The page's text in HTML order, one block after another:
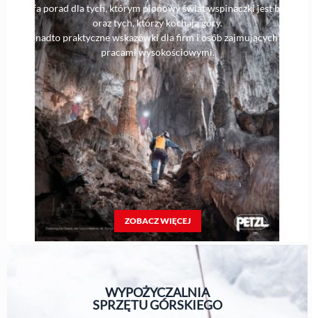
Strefa porad dla tych, którym pionowy świat wspinaczki jest bliski,
oraz tych, którzy kochają góry.
Ponadto praktyczne wskazówki dla firm i osób zajmujących się
pracami wysokościowymi.
ZOBACZ WIĘCEJ
WYPOŻYCZALNIA
SPRZĘTUGÓRSKIEGO